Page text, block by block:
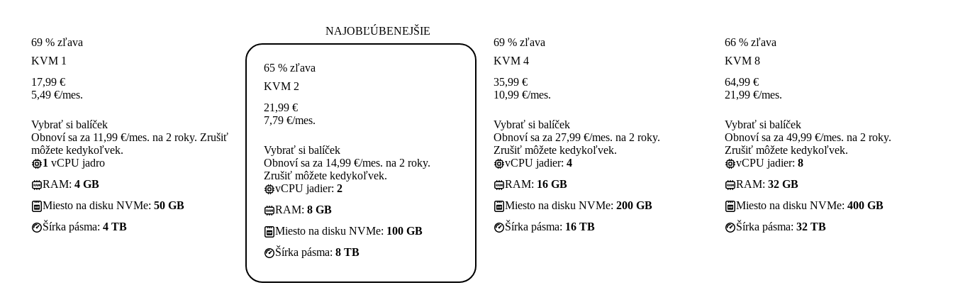
69 % zľava
KVM 1
17,99 €
5,49 €/mes.
Vybrať si balíček
Obnoví sa za 11,99 €/mes. na 2 roky. Zrušiť
môžete kedykoľvek.
1 vCPU jadro
RAM: 4 GB
Miesto na disku NVMe: 50 GB
Šírka pásma: 4 TB
NAJOBĽÚBENEJŠIE
65 % zľava
KVM 2
21,99 €
7,79 €/mes.
Vybrať si balíček
Obnoví sa za 14,99 €/mes. na 2 roky.
Zrušiť môžete kedykoľvek.
vCPU jadier: 2
RAM: 8 GB
Miesto na disku NVMe: 100 GB
Šírka pásma: 8 TB
69 % zľava
KVM 4
35,99 €
10,99 €/mes.
Vybrať si balíček
Obnoví sa za 27,99 €/mes. na 2 roky.
Zrušiť môžete kedykoľvek.
vCPU jadier: 4
RAM: 16 GB
Miesto na disku NVMe: 200 GB
Šírka pásma: 16 TB
66 % zľava
KVM 8
64,99 €
21,99 €/mes.
Vybrať si balíček
Obnoví sa za 49,99 €/mes. na 2 roky.
Zrušiť môžete kedykoľvek.
vCPU jadier: 8
RAM: 32 GB
Miesto na disku NVMe: 400 GB
Šírka pásma: 32 TB